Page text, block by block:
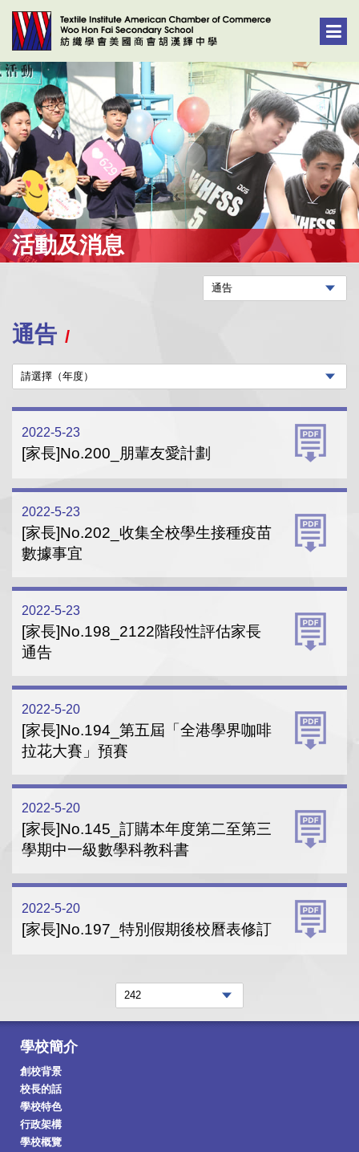
活動及消息
通告
2022-5-23
[家長]No.200_朋輩友愛計劃
2022-5-23
[家長]No.202_收集全校學生接種疫苗
數據事宜
2022-5-23
[家長]No.198_2122階段性評估家長
通告
2022-5-20
[家長]No.194_第五屆「全港學界咖啡
拉花大賽」預賽
2022-5-20
[家長]No.145_訂購本年度第二至第三
學期中一級數學科教科書
2022-5-20
[家長]No.197_特別假期後校曆表修訂
學校簡介
創校背景
校長的話
學校特色
行政架構
學校概覽